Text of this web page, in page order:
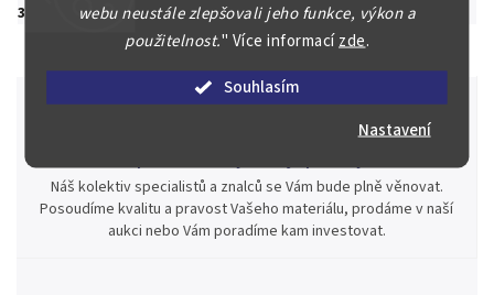
webu neustále zlepšovali jeho funkce, výkon a
použitelnost." Více informacízde.
Souhlasím
Nastavení
390 Kč
Náš kolektiv specialistů a znalců se Vám bude plně věnovat.
Posoudíme kvalitu a pravost Vašeho materiálu, prodáme v naší
aukci nebo Vám poradíme kam investovat.